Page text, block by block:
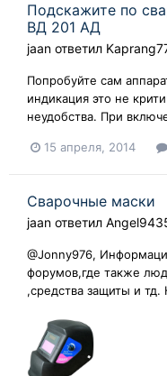
Подскажите по
ВД 201 АД
jaan ответил
Попробуйте сам
индикация это не
неудобства. При
15 апреля, 2014
Сварочные маски
jaan ответил
@Jonny976,
форумов,где также
,средства защиты и тд.